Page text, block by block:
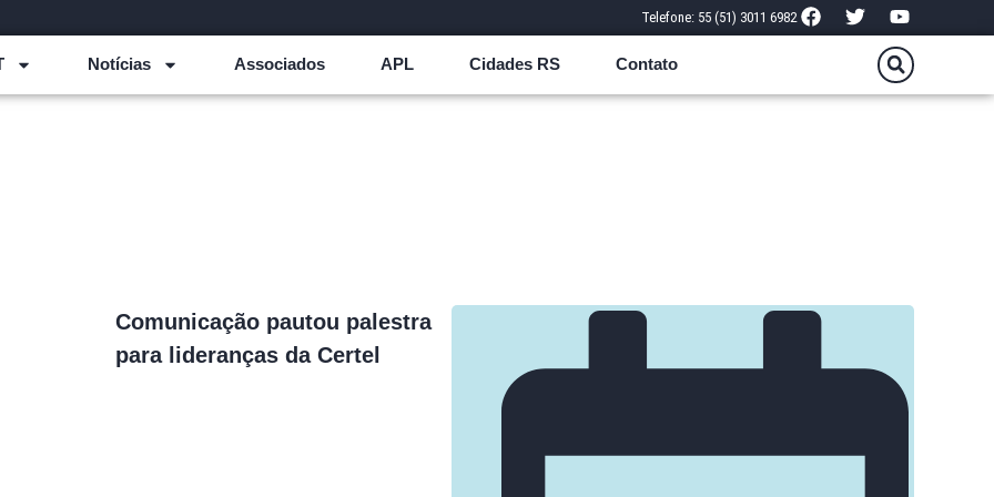
Telefone: 55 (51) 3011 6982
Notícias Associados APL Cidades RS Contato
Comunicação pautou palestra
para lideranças da Certel